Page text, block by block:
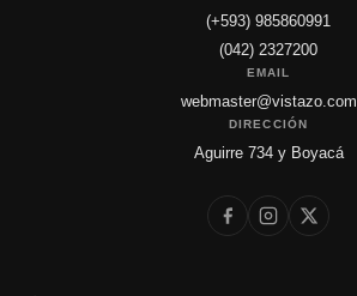
(+593) 985860991
(042) 2327200
EMAIL
webmaster@vistazo.com
DIRECCIÓN
Aguirre 734 y Boyacá